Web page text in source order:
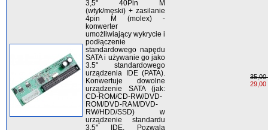
3,5" 40Pin M
(wtyk/męski) + zasilanie
4pin M (molex) -
konwerter
umożliwiający wykrycie i
podłączenie
standardowego napędu
SATA i używanie go jako
3.5" standardowego
urządzenia IDE (PATA).
Konwertuje dowolne
urządzenie SATA (jak:
CD-ROM/CD-RW/DVD-
ROM/DVD-RAM/DVD-
RW/HDD/SSD) w
urządzenie standardu
3.5" IDE. Pozwala
35,00
29,00